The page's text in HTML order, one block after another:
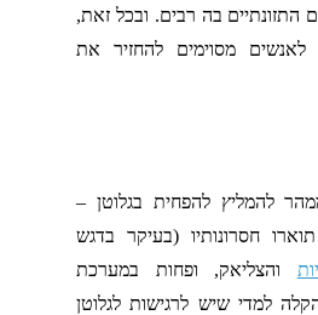
התזונתיים בה רבים. ובכל זאת,
לאנשים מסוימים להחזיר את
להמליץ להפחית בגלוטן –
חסרונותיו (בעיקר בדגש
והצליאק, ופחות במערכת
למדי שיש לרגישות לגלוטן